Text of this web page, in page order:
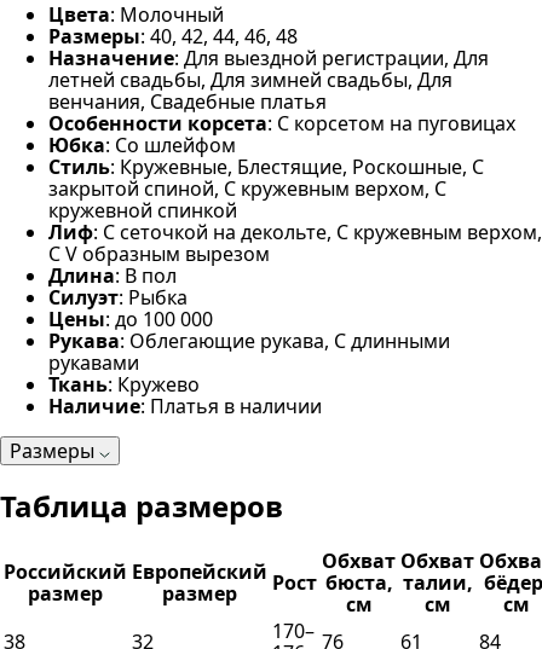
Цвета: Молочный
Размеры: 40, 42, 44, 46, 48
Назначение: Для выездной регистрации, Для
летней свадьбы, Для зимней свадьбы, Для
венчания, Свадебные платья
Особенности корсета: С корсетом на пуговицах
Юбка: Со шлейфом
Стиль: Кружевные, Блестящие, Роскошные, С
закрытой спиной, С кружевным верхом, С
кружевной спинкой
Лиф: С сеточкой на декольте, С кружевным верхом,
С V образным вырезом
Длина: В пол
Силуэт: Рыбка
Цены: до 100 000
Рукава: Облегающие рукава, С длинными
рукавами
Ткань: Кружево
Наличие: Платья в наличии
Размеры
Таблица размеров
Российский
размер
Европейский
размер
Рост
Обхват
бюста,
см
Обхват
талии,
см
см
38
32
170– 76 61
84